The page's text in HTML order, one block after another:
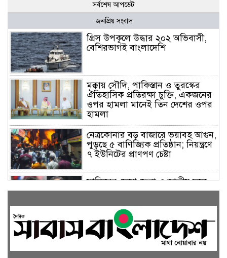
সর্বশেষ আপডেট
জনপ্রিয় সংবাদ
গ্রিস উপকূলে উদ্ধার ২০২ অভিবাসী,
বেশিরভাগই বাংলাদেশি
মক্কায় সৌদি, পাকিস্তান ও তুরস্কের
ঐতিহাসিক প্রতিরক্ষা চুক্তি, একজনের
ওপর হামলা মানেই তিন দেশের ওপর
হামলা
নেত্রকোনার বড় বাজারে ভয়াবহ আগুন,
পুড়ছে ৫ বাণিজ্যিক প্রতিষ্ঠান; নিয়ন্ত্রণে
৭ ইউনিটের প্রাণপণ চেষ্টা
সাকিবের দেশে ফেরা ও জাতীয় দলে
ফেরার সম্ভাবনা নেই, ইঙ্গিত ক্রীড়া
ফেসবুকে যুক্ত হলো বিকাশ, সহজ
হলো ডিজিটাল পেমেন্ট